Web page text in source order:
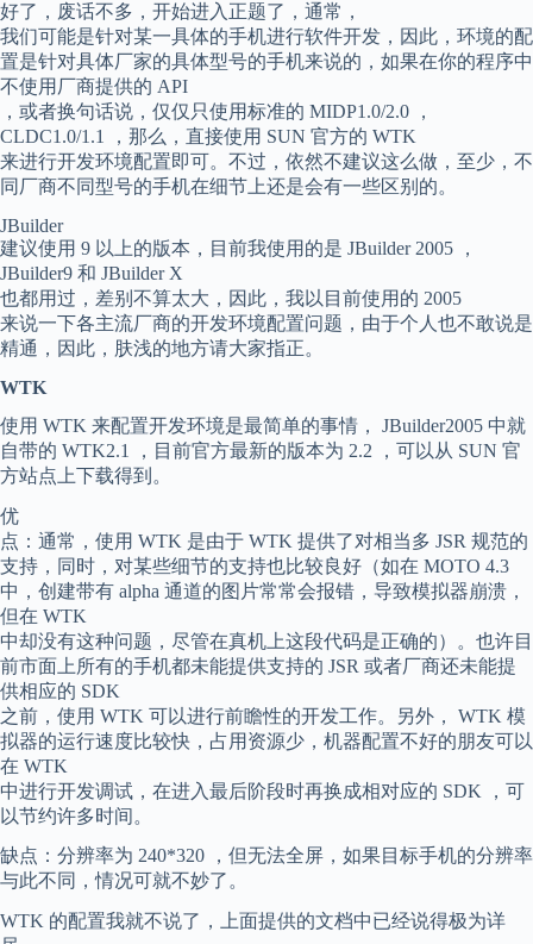
好了，废话不多，开始进入正题了，通常，
我们可能是针对某一具体的手机进行软件开发，因此，环境的配
置是针对具体厂家的具体型号的手机来说的，如果在你的程序中
不使用厂商提供的 API
，或者换句话说，仅仅只使用标准的 MIDP1.0/2.0 ，
CLDC1.0/1.1 ，那么，直接使用 SUN 官方的 WTK
来进行开发环境配置即可。不过，依然不建议这么做，至少，不
同厂商不同型号的手机在细节上还是会有一些区别的。
JBuilder
建议使用 9 以上的版本，目前我使用的是 JBuilder 2005 ，
JBuilder9 和 JBuilder X
也都用过，差别不算太大，因此，我以目前使用的 2005
来说一下各主流厂商的开发环境配置问题，由于个人也不敢说是
精通，因此，肤浅的地方请大家指正。
WTK
使用 WTK 来配置开发环境是最简单的事情， JBuilder2005 中就
自带的 WTK2.1 ，目前官方最新的版本为 2.2 ，可以从 SUN 官
方站点上下载得到。
优
点：通常，使用 WTK 是由于 WTK 提供了对相当多 JSR 规范的
支持，同时，对某些细节的支持也比较良好（如在 MOTO 4.3
中，创建带有 alpha 通道的图片常常会报错，导致模拟器崩溃，
但在 WTK
中却没有这种问题，尽管在真机上这段代码是正确的）。也许目
前市面上所有的手机都未能提供支持的 JSR 或者厂商还未能提
供相应的 SDK
之前，使用 WTK 可以进行前瞻性的开发工作。另外， WTK 模
拟器的运行速度比较快，占用资源少，机器配置不好的朋友可以
在 WTK
中进行开发调试，在进入最后阶段时再换成相对应的 SDK ，可
以节约许多时间。
缺点：分辨率为 240*320 ，但无法全屏，如果目标手机的分辨率
与此不同，情况可就不妙了。
WTK 的配置我就不说了，上面提供的文档中已经说得极为详